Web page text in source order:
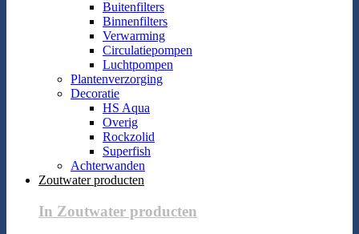
Buitenfilters
Binnenfilters
Verwarming
Circulatiepompen
Luchtpompen
Plantenverzorging
Decoratie
HS Aqua
Overig
Rockzolid
Superfish
Achterwanden
Zoutwater producten
In Zoutwater producten